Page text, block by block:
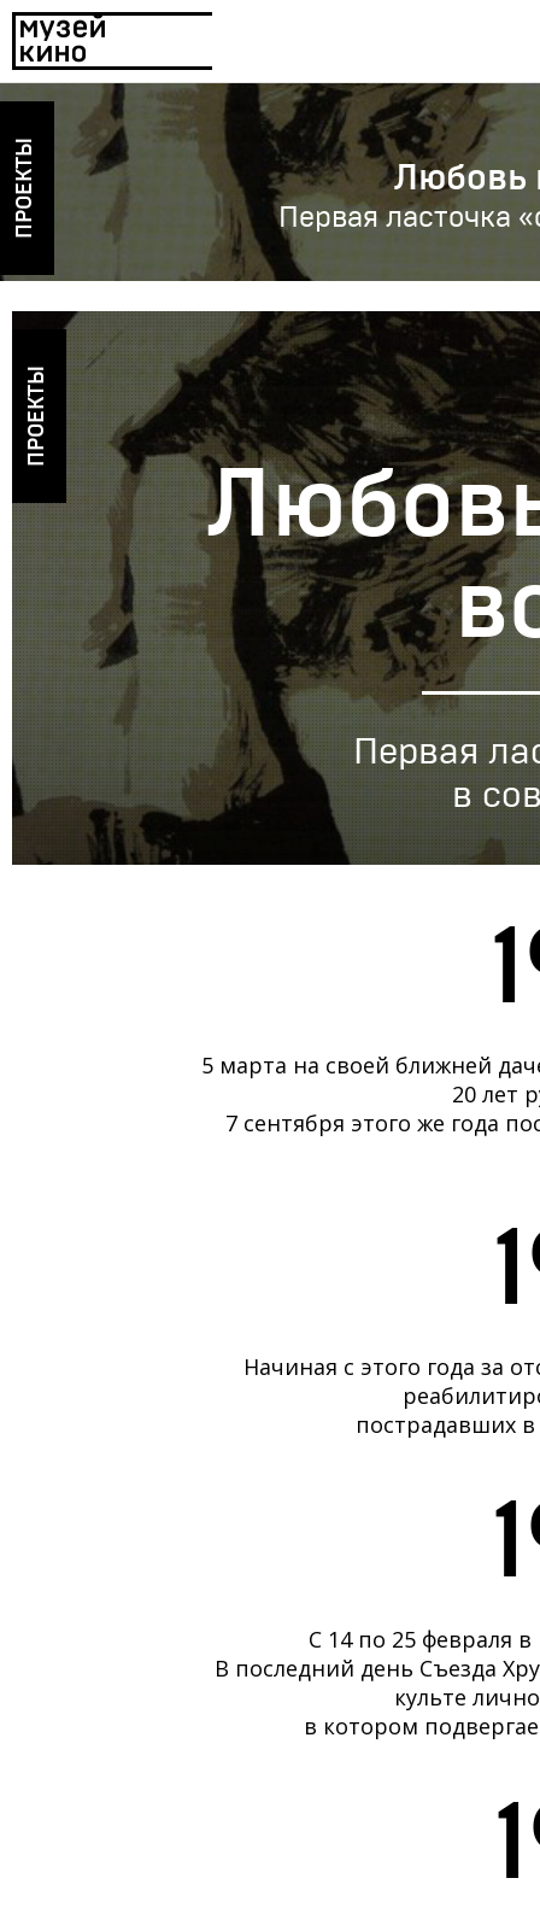
ПРОЕКТЫ Любовь
Первая ласточка
ПРОЕКТЫ
Первая
в
5 марта на своей ближней
20 лет
7 сентября этого же года
Начиная с этого года за
пострадавших
С 14 по 25 февраля
В последний день Съезда
культе
в котором